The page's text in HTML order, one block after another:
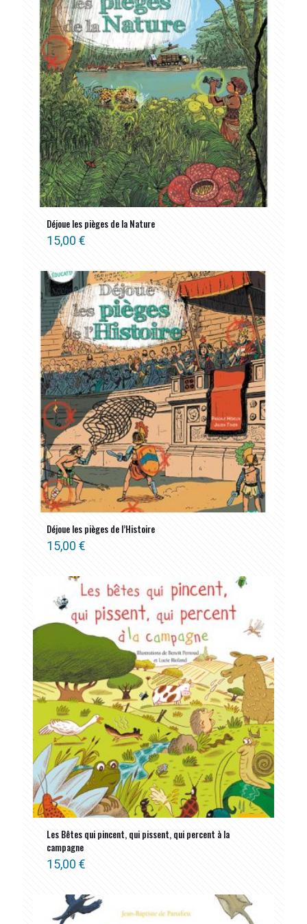
Déjoue les pièges de la Nature
15,00 €
Déjoue les pièges de l’Histoire
15,00 €
Les Bêtes qui pincent, qui pissent, qui percent à la
campagne
15,00 €